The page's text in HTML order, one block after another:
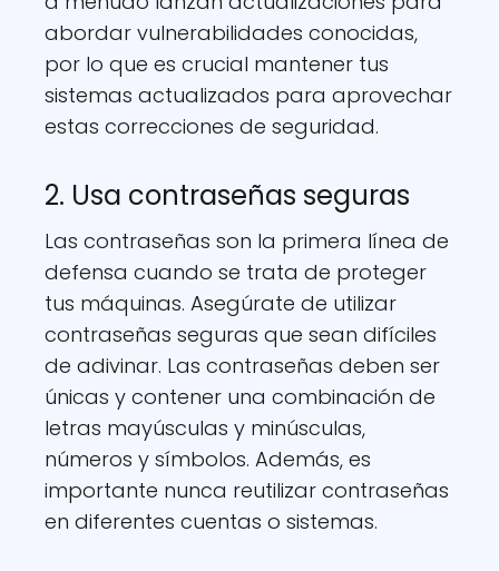
abordar vulnerabilidades conocidas,
por lo que es crucial mantener tus
sistemas actualizados para aprovechar
estas correcciones de seguridad.
2. Usa contraseñas seguras
Las contraseñas son la primera línea de
defensa cuando se trata de proteger
tus máquinas. Asegúrate de utilizar
contraseñas seguras que sean difíciles
de adivinar. Las contraseñas deben ser
únicas y contener una combinación de
letras mayúsculas y minúsculas,
números y símbolos. Además, es
importante nunca reutilizar contraseñas
en diferentes cuentas o sistemas.